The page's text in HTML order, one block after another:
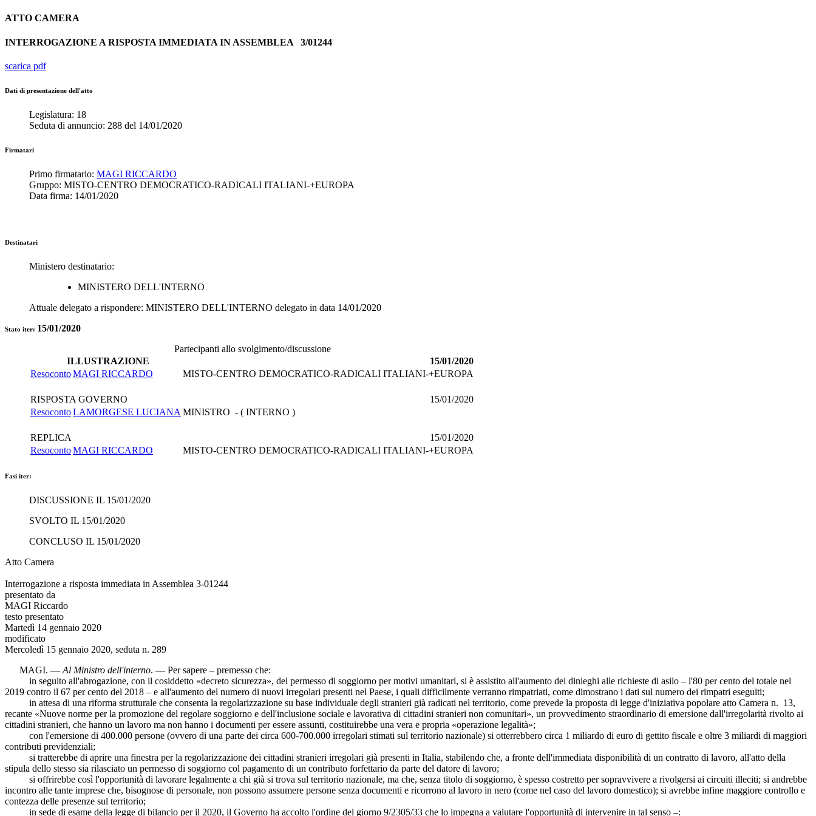
ATTO CAMERA
INTERROGAZIONE A RISPOSTA IMMEDIATA IN ASSEMBLEA 3/01244
scarica pdf
Dati di presentazione dell'atto
Legislatura: 18
Seduta di annuncio: 288 del 14/01/2020
Firmatari
Primo firmatario: MAGI RICCARDO
Gruppo: MISTO-CENTRO DEMOCRATICO-RADICALI ITALIANI-+EUROPA
Data firma: 14/01/2020
Destinatari
Ministero destinatario:
MINISTERO DELL'INTERNO
Attuale delegato a rispondere: MINISTERO DELL'INTERNO delegato in data 14/01/2020
Stato iter: 15/01/2020
Partecipanti allo svolgimento/discussione
ILLUSTRAZIONE
15/01/2020
ResocontoMAGI RICCARDO MISTO-CENTRO DEMOCRATICO-RADICALI ITALIANI-+EUROPA
RISPOSTA GOVERNO
15/01/2020
ResocontoLAMORGESE LUCIANA MINISTRO - ( INTERNO )
REPLICA
15/01/2020
ResocontoMAGI RICCARDO MISTO-CENTRO DEMOCRATICO-RADICALI ITALIANI-+EUROPA
Fasi iter:
DISCUSSIONE IL 15/01/2020
SVOLTO IL 15/01/2020
CONCLUSO IL 15/01/2020
Atto Camera
Interrogazione a risposta immediata in Assemblea 3-01244
presentato da
MAGI Riccardo
testo presentato
Martedì 14 gennaio 2020
modificato
Mercoledì 15 gennaio 2020, seduta n. 289
MAGI. — Al Ministro dell'interno. — Per sapere – premesso che:
in seguito all'abrogazione, con il cosiddetto «decreto sicurezza», del permesso di soggiorno per motivi umanitari, si è assistito all'aumento dei dinieghi alle richieste di asilo – l'80 per cento del totale nel
2019 contro il 67 per cento del 2018 – e all'aumento del numero di nuovi irregolari presenti nel Paese, i quali difficilmente verranno rimpatriati, come dimostrano i dati sul numero dei rimpatri eseguiti;
in attesa di una riforma strutturale che consenta la regolarizzazione su base individuale degli stranieri già radicati nel territorio, come prevede la proposta di legge d'iniziativa popolare atto Camera n. 13,
recante «Nuove norme per la promozione del regolare soggiorno e dell'inclusione sociale e lavorativa di cittadini stranieri non comunitari», un provvedimento straordinario di emersione dall'irregolarità rivolto ai
cittadini stranieri, che hanno un lavoro ma non hanno i documenti per essere assunti, costituirebbe una vera e propria «operazione legalità»;
con l'emersione di 400.000 persone (ovvero di una parte dei circa 600-700.000 irregolari stimati sul territorio nazionale) si otterrebbero circa 1 miliardo di euro di gettito fiscale e oltre 3 miliardi di maggiori
contributi previdenziali;
si tratterebbe di aprire una finestra per la regolarizzazione dei cittadini stranieri irregolari già presenti in Italia, stabilendo che, a fronte dell'immediata disponibilità di un contratto di lavoro, all'atto della
stipula dello stesso sia rilasciato un permesso di soggiorno col pagamento di un contributo forfettario da parte del datore di lavoro;
si offrirebbe così l'opportunità di lavorare legalmente a chi già si trova sul territorio nazionale, ma che, senza titolo di soggiorno, è spesso costretto per sopravvivere a rivolgersi ai circuiti illeciti; si andrebbe
incontro alle tante imprese che, bisognose di personale, non possono assumere persone senza documenti e ricorrono al lavoro in nero (come nel caso del lavoro domestico); si avrebbe infine maggiore controllo e
contezza delle presenze sul territorio;
in sede di esame della legge di bilancio per il 2020, il Governo ha accolto l'ordine del giorno 9/2305/33 che lo impegna a valutare l'opportunità di intervenire in tal senso –: